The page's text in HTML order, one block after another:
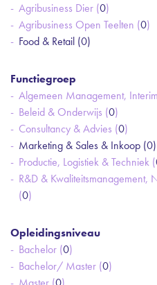
Agribusiness Dier (0)
Agribusiness Open Teelten (0)
Food & Retail (0)
Functiegroep
Algemeen Management,
Beleid & Onderwijs (0)
Consultancy & Advies (0)
Marketing & Sales & Inkoop (0)
Productie, Logistiek & Techniek (
R&D & Kwaliteitsmanagement,
(0)
Opleidingsniveau
Bachelor (0)
Bachelor/ Master (0)